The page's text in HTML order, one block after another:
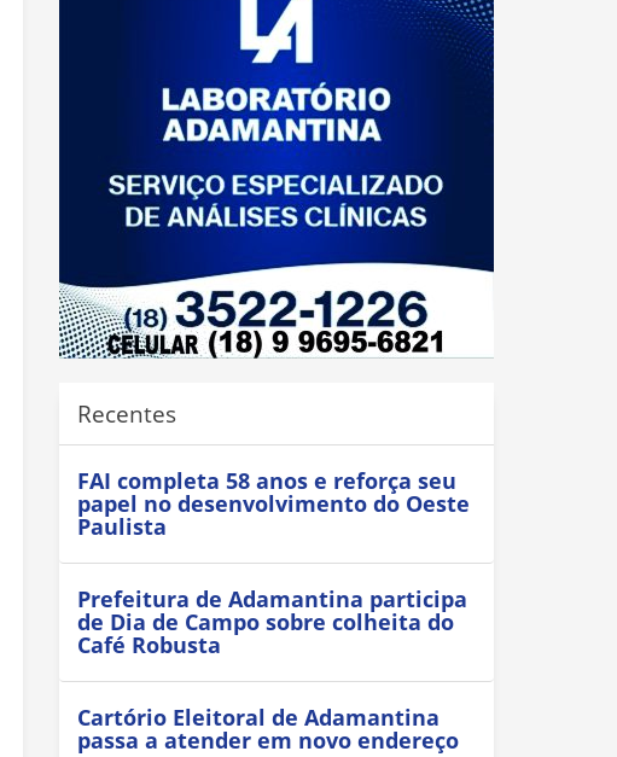
Recentes
FAI completa 58 anos e reforça seu
papel no desenvolvimento do Oeste
Paulista
Prefeitura de Adamantina participa
de Dia de Campo sobre colheita do
Café Robusta
Cartório Eleitoral de Adamantina
passa a atender em novo endereço